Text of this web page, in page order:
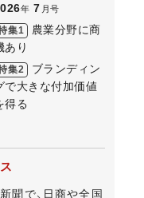
年 7 月号
集1
農業分野に商
あり
集2
ブランディン
で大きな付加価値
得る
聞で、日商や全国